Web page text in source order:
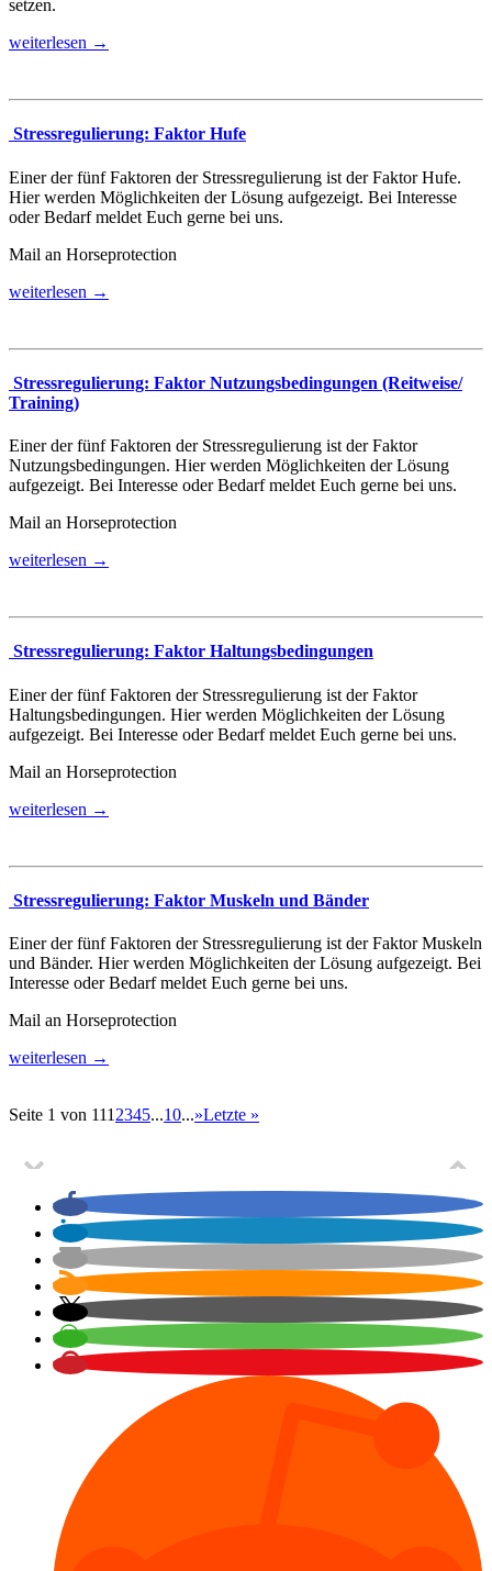
setzen.
weiterlesen →
Stressregulierung: Faktor Hufe
Einer der fünf Faktoren der Stressregulierung ist der Faktor Hufe.
Hier werden Möglichkeiten der Lösung aufgezeigt. Bei Interesse
oder Bedarf meldet Euch gerne bei uns.
Mail an Horseprotection
weiterlesen →
Stressregulierung: Faktor Nutzungsbedingungen (Reitweise/
Training)
Einer der fünf Faktoren der Stressregulierung ist der Faktor
Nutzungsbedingungen. Hier werden Möglichkeiten der Lösung
aufgezeigt. Bei Interesse oder Bedarf meldet Euch gerne bei uns.
Mail an Horseprotection
weiterlesen →
Stressregulierung: Faktor Haltungsbedingungen
Einer der fünf Faktoren der Stressregulierung ist der Faktor
Haltungsbedingungen. Hier werden Möglichkeiten der Lösung
aufgezeigt. Bei Interesse oder Bedarf meldet Euch gerne bei uns.
Mail an Horseprotection
weiterlesen →
Stressregulierung: Faktor Muskeln und Bänder
Einer der fünf Faktoren der Stressregulierung ist der Faktor Muskeln
und Bänder. Hier werden Möglichkeiten der Lösung aufgezeigt. Bei
Interesse oder Bedarf meldet Euch gerne bei uns.
Mail an Horseprotection
weiterlesen →
Seite 1 von 111 2345...10...»Letzte »